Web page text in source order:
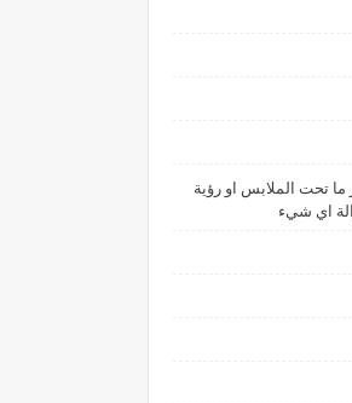
تحت الملابس او رؤية
اي شيء